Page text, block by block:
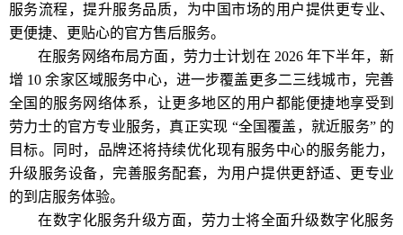
服务流程，提升服务品质，为中国市场的用户提供更专业、
更便捷、更贴心的官方售后服务。
在服务网络布局方面，劳力士计划在 2026 年下半年，新
增 10 余家区域服务中心，进一步覆盖更多二三线城市，完善
全国的服务网络体系，让更多地区的用户都能便捷地享受到
劳力士的官方专业服务，真正实现 “全国覆盖，就近服务” 的
目标。同时，品牌还将持续优化现有服务中心的服务能力，
升级服务设备，完善服务配套，为用户提供更舒适、更专业
的到店服务体验。
在数字化服务升级方面，劳力士将全面升级数字化服务